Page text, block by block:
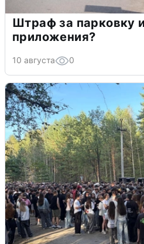
Штраф за парковку
приложения?
10 августа 0